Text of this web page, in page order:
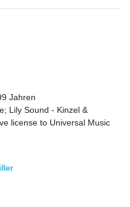
Jahren
Lily Sound - Kinzel &
license to Universal Music